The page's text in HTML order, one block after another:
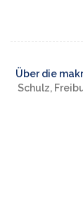
Über die
Schulz,